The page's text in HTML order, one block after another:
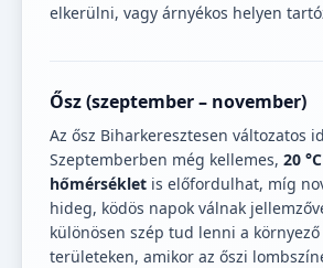
elkerülni, vagy árnyékos helyen
Ősz (szeptember – november)
Az ősz Biharkeresztesen változatos
Szeptemberben még kellemes, 20
hőmérséklet is előfordulhat, míg
hideg, ködös napok válnak
különösen szép tud lenni a
területeken, amikor az őszi